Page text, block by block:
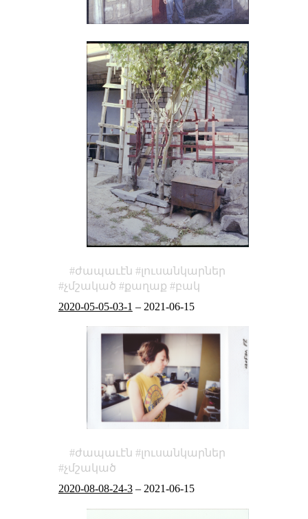
ժապաւէն
լուսանկարներ
չմշակած
քաղաք
բակ
2020-05-05-03-1 – 2021-06-15
ժապաւէն
լուսանկարներ
չմշակած
2020-08-08-24-3– 2021-06-15